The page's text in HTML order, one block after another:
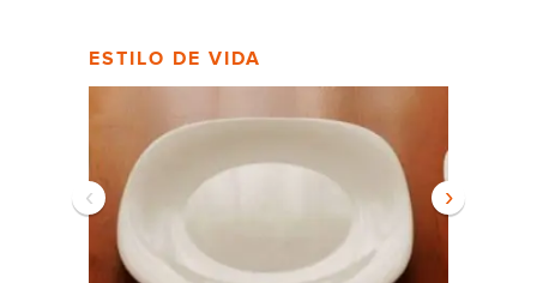
ESTILO DE VIDA
‹ ›